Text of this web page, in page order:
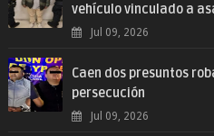
vehículo vinculado a
Jul 09, 2026
Caen dos presuntos
persecución
Jul 09, 2026